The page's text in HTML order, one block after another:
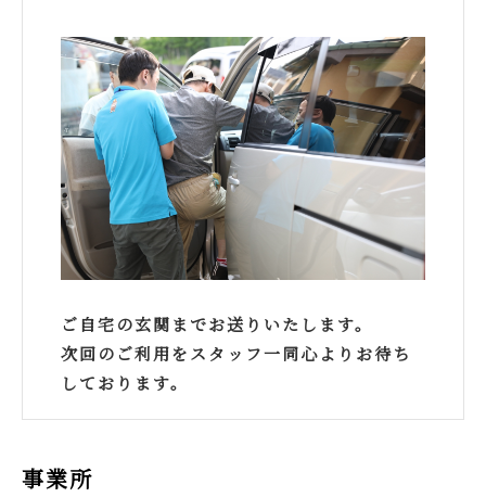
ご自宅の玄関までお送りいたします。
次回のご利用をスタッフ一同心よりお待ち
しております。
事業所